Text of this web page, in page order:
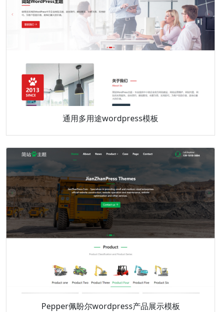
通用多用途wordpress模板
Pepper佩盼尔wordpress产品展示模板